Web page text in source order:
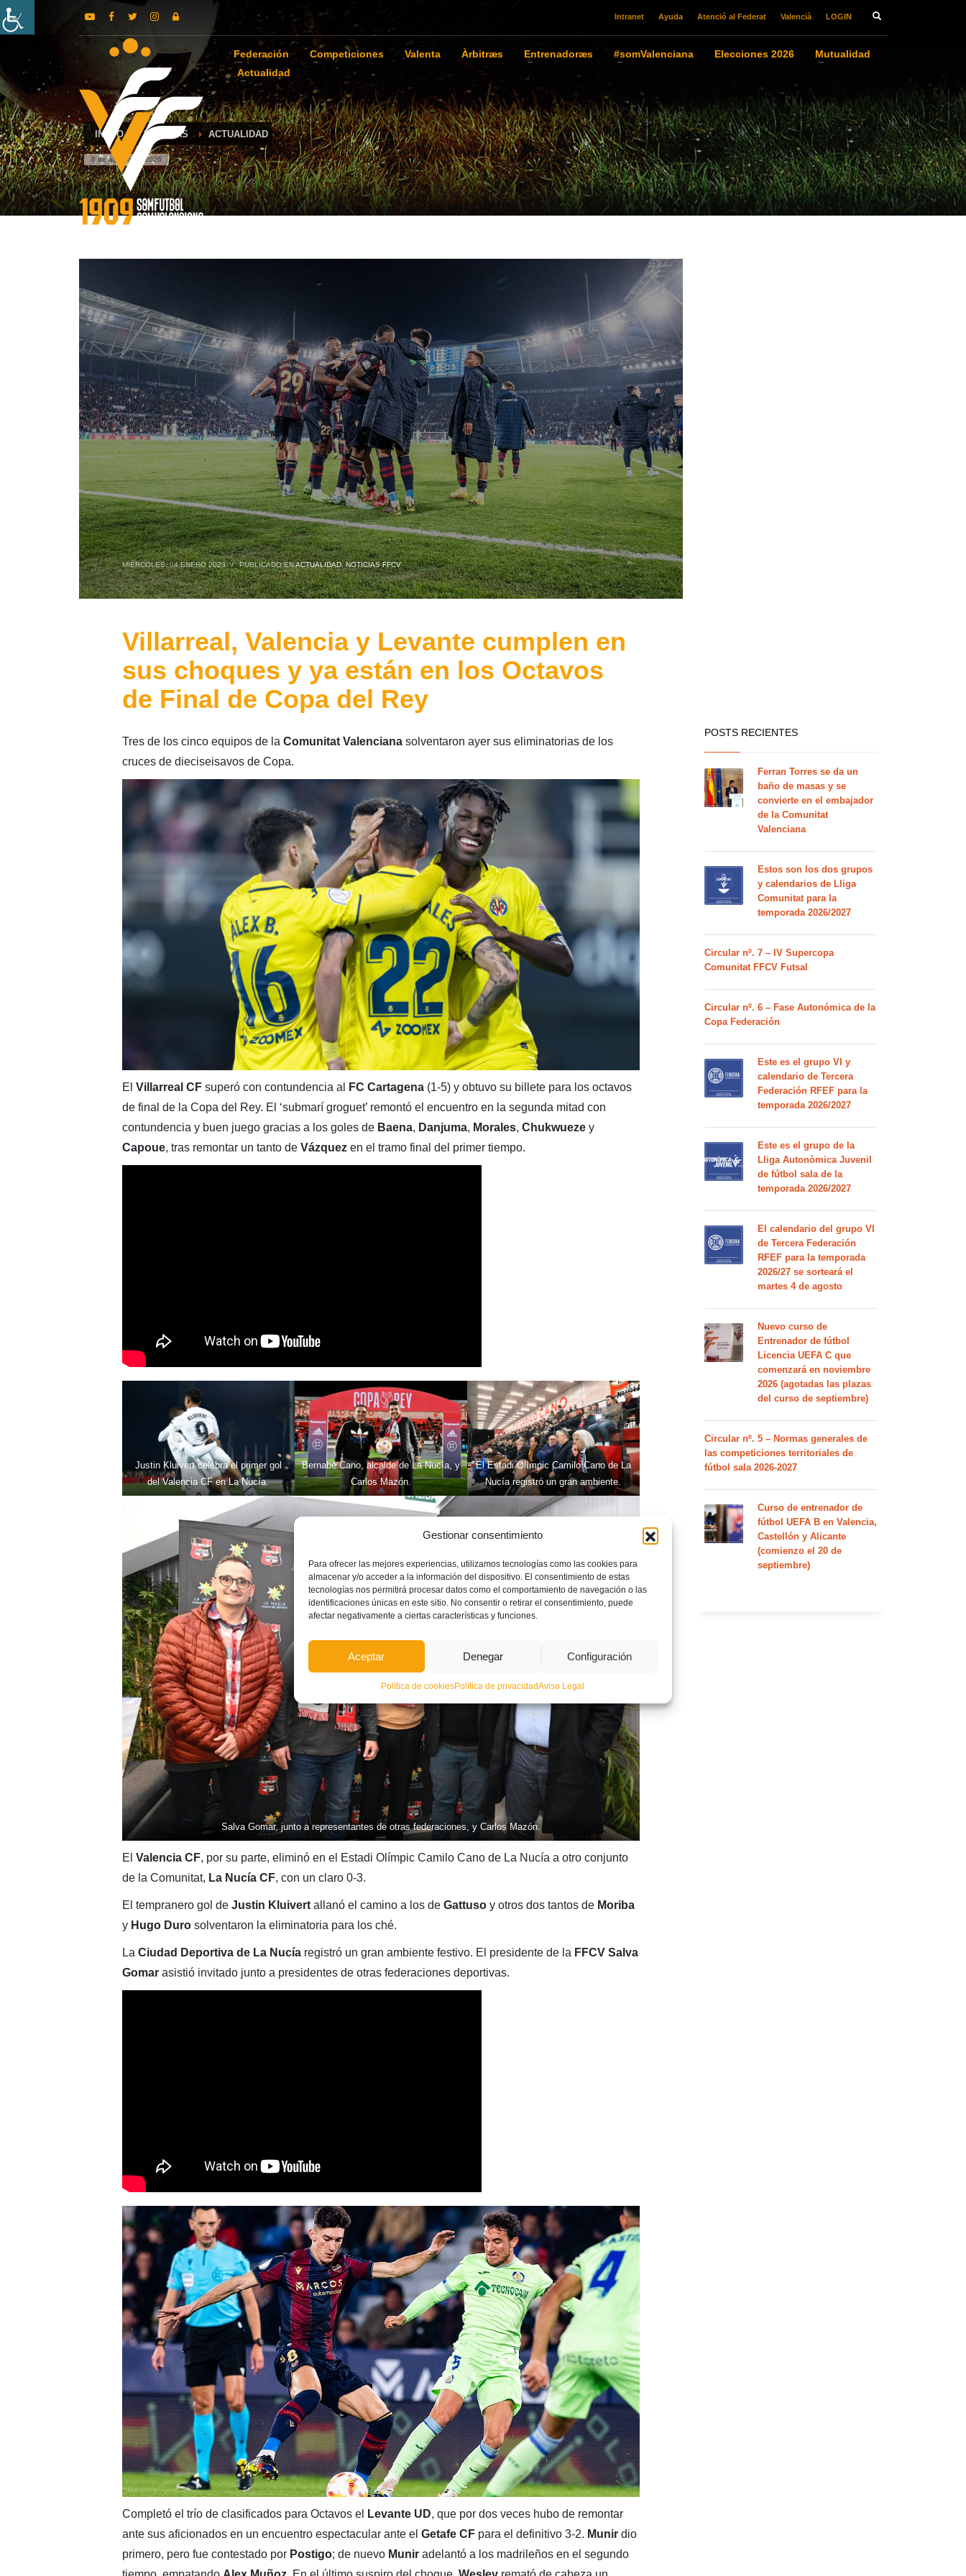
Gestionar consentimiento
Para ofrecer las mejores experiencias, utilizamos tecnologías como las cookies para
almacenar y/o acceder a la información del dispositivo. El consentimiento de estas
tecnologías nos permitirá procesar datos como el comportamiento de navegación o las
identificaciones únicas en este sitio. No consentir o retirar el consentimiento, puede
afectar negativamente a ciertas características y funciones.
Aceptar Denegar Configuración
Política de cookiesPolítica de privacidadAviso Legal
Intranet Ayuda Atenció al Federat Valencià LOGIN
Federación Competiciones Valenta Àrbitræs Entrenadoræs #somValenciana Elecciones 2026
Mutualidad
Actualidad
INICIO NOTICIAS ACTUALIDAD
8 de agosto de 2026
MIÉRCOLES, 04 ENERO 2023 / PUBLICADO ENACTUALIDAD,NOTICIAS FFCV
Villarreal, Valencia y Levante cumplen en
sus choques y ya están en los Octavos
de Final de Copa del Rey
Tres de los cinco equipos de la Comunitat Valenciana solventaron ayer sus eliminatorias de los
cruces de dieciseisavos de Copa.
El Villarreal CFsuperó con contundencia al FC Cartagena (1-5) y obtuvo su billete para los octavos
de final de la Copa del Rey. El ‘submarí groguet’ remontó el encuentro en la segunda mitad con
contundencia y buen juego gracias a los goles de Baena, Danjuma, Morales, Chukwueze y
Capoue, tras remontar un tanto de Vázquez en el tramo final del primer tiempo.
Justin Kluivert celebra el primer gol
del Valencia CF en La Nucía.
Bernabé Cano, alcalde de La Nucía, y
Carlos Mazón.
El Estadi Olímpic Camilo Cano de La
Nucía registró un gran ambiente.
Salva Gomar, junto a representantes de otras federaciones, y Carlos Mazón.
El Valencia CF, por su parte, eliminó en el Estadi Olímpic Camilo Cano de La Nucía a otro conjunto
de la Comunitat, La Nucía CF, con un claro 0-3.
El tempranero gol deJustin Kluivert allanó el camino a los de Gattuso y otros dos tantos de Moriba
y Hugo Durosolventaron la eliminatoria para los ché.
La Ciudad Deportiva de La Nucíaregistró un gran ambiente festivo. El presidente de la FFCV Salva
Gomarasistió invitado junto a presidentes de otras federaciones deportivas.
Completó el trío de clasificados para Octavos el Levante UD, que por dos veces hubo de remontar
ante sus aficionados en un encuentro espectacular ante el Getafe CFpara el definitivo 3-2. Munir dio
primero, pero fue contestado por Postigo; de nuevo Munir adelantó a los madrileños en el segundo
POSTS RECIENTES
Ferran Torres se da un
baño de masas y se
convierte en el embajador
de la Comunitat
Valenciana
Estos son los dos grupos
y calendarios de Lliga
Comunitat para la
temporada 2026/2027
Circular nº. 7 – IV Supercopa
Comunitat FFCV Futsal
Circular nº. 6 – Fase Autonómica de la
Copa Federación
Este es el grupo VI y
calendario de Tercera
Federación RFEF para la
temporada 2026/2027
Este es el grupo de la
Lliga Autonòmica Juvenil
de fútbol sala de la
temporada 2026/2027
El calendario del grupo VI
de Tercera Federación
RFEF para la temporada
2026/27 se sorteará el
martes 4 de agosto
Nuevo curso de
Entrenador de fútbol
Licencia UEFA C que
comenzará en noviembre
2026 (agotadas las plazas
del curso de septiembre)
Circular nº. 5 – Normas generales de
las competiciones territoriales de
fútbol sala 2026-2027
Curso de entrenador de
fútbol UEFA B en Valencia,
Castellón y Alicante
(comienzo el 20 de
septiembre)